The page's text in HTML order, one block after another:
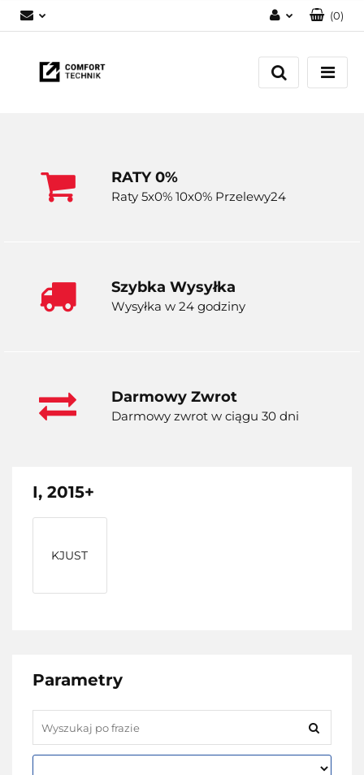
Zaloguj się
Zarejestruj się
(0)
RATY 0%
Raty 5x0% 10x0% Przelewy24
Szybka Wysyłka
Wysyłka w 24 godziny
Darmowy Zwrot
Darmowy zwrot w ciągu 30 dni
I, 2015+
KJUST
Parametry